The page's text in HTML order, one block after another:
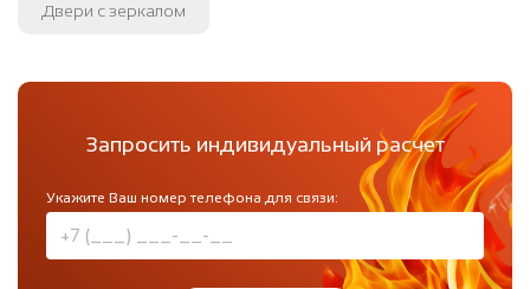
Двери с зеркалом
Запросить индивидуальный расчет
Укажите Ваш номер телефона для связи: